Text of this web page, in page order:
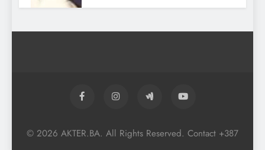
Premijera pjesme „Zbogom s
© 2026 AKTER.BA. All Rights Reserved. Contact +387